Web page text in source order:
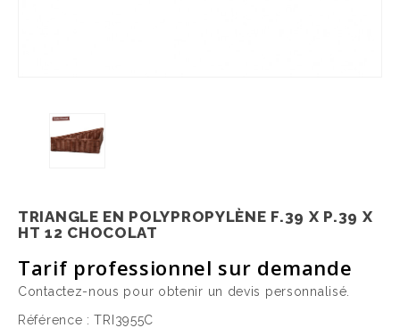
TRIANGLE EN POLYPROPYLÈNE F.39 X P.39 X
HT 12 CHOCOLAT
Tarif professionnel sur demande
Contactez-nous pour obtenir un devis personnalisé.
Référence : TRI3955C